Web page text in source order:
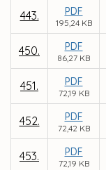
443. PDF
195,24 KB
450. PDF
86,27 KB
451. PDF
72,19 KB
452. PDF
72,42 KB
453. PDF
72,19 KB